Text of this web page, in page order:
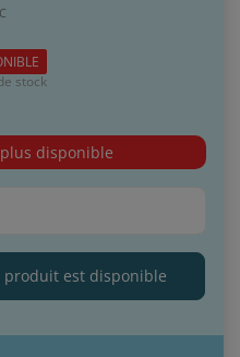
stock
disponible
produit est disponible